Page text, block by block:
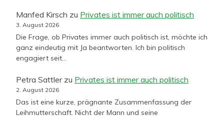
Manfed Kirsch zu Privates ist immer auch politisch
3. August 2026
Die Frage, ob Privates immer auch politisch ist, möchte ich
ganz eindeutig mit Ja beantworten. Ich bin politisch
engagiert seit…
Petra Sattlerzu Privates ist immer auch politisch
2. August 2026
Das ist eine kurze, prägnante Zusammenfassung der
Leihmutterschaft. Nicht der Mann und seine